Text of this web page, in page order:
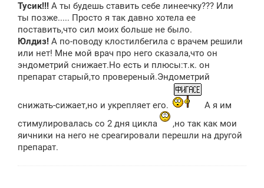
б
щ
н
и
Тусик!!! А ты будешь ставить себе линеечку??? Или
ты позже..... Просто я так давно хотела ее
поставить,что сил моих больше не было.
Юлдиз! А по-поводу клостилбегила с врачем решили
или нет! Мне мой врач про него сказала,что он
эндометрий снижает.Но есть и плюсы:т.к. он
препарат старый,то провереный.Эндометрий
снижать-сижает,но и укрепляет его.
А я им
стимулировалась со 2 дня цикла
,но так как мои
яичники на него не среагировали перешли на другой
препарат.